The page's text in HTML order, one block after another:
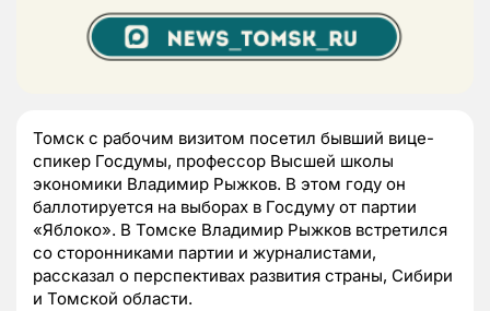
Томск с рабочим визитом посетил бывший вице-
спикер Госдумы, профессор Высшей школы
экономики Владимир Рыжков. В этом году он
баллотируется на выборах в Госдуму от партии
«Яблоко». В Томске Владимир Рыжков встретился
со сторонниками партии и журналистами,
рассказал о перспективах развития страны, Сибири
и Томской области.